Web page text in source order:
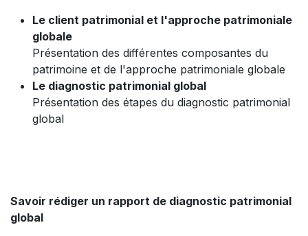
Le client patrimonial et l'approche patrimoniale
globale
Présentation des différentes composantes du
patrimoine et de l'approche patrimoniale globale
Le diagnostic patrimonial global
Présentation des étapes du diagnostic patrimonial
global
Savoir rédiger un rapport de diagnostic patrimonial
global